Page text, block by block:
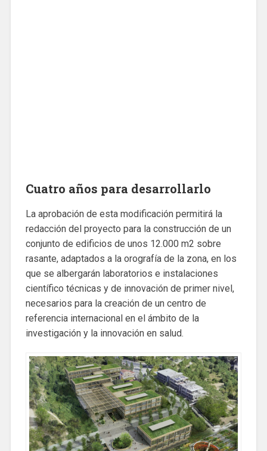
Cuatro años para desarrollarlo
La aprobación de esta modificación permitirá la
redacción del proyecto para la construcción de un
conjunto de edificios de unos 12.000 m2 sobre
rasante, adaptados a la orografía de la zona, en los
que se albergarán laboratorios e instalaciones
científico técnicas y de innovación de primer nivel,
necesarios para la creación de un centro de
referencia internacional en el ámbito de la
investigación y la innovación en salud.